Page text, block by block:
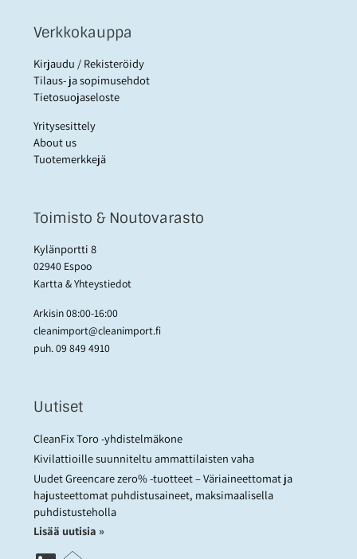
Verkkokauppa
Kirjaudu / Rekisteröidy
Tilaus- ja sopimusehdot
Tietosuojaseloste
Yritysesittely
About us
Tuotemerkkejä
Toimisto & Noutovarasto
Kylänportti 8
02940 Espoo
Kartta & Yhteystiedot
Arkisin 08:00-16:00
cleanimport@cleanimport.fi
puh.09 849 4910
Uutiset
CleanFix Toro -yhdistelmäkone
Kivilattioille suunniteltu ammattilaisten vaha
Uudet Greencare zero% -tuotteet – Väriaineettomat ja
hajusteettomat puhdistusaineet, maksimaalisella
puhdistusteholla
Lisää uutisia »